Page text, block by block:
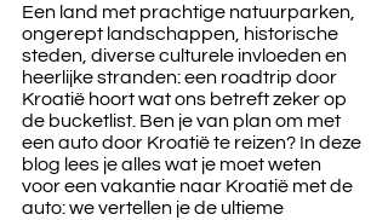
Een land met prachtige natuurparken,
ongerept landschappen, historische
steden, diverse culturele invloeden en
heerlijke stranden: een roadtrip door
Kroatië hoort wat ons betreft zeker op
de bucketlist. Ben je van plan om met
een auto door Kroatië te reizen? In deze
blog lees je alles wat je moet weten
voor een vakantie naar Kroatië met de
auto: we vertellen je de ultieme